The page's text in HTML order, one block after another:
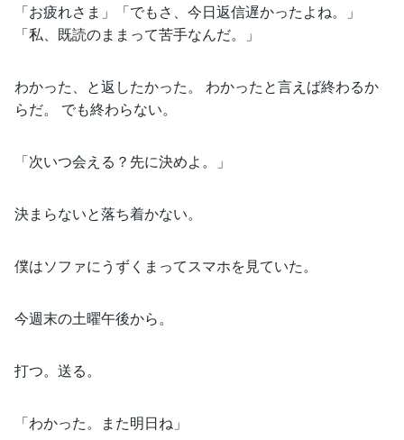
「お疲れさま」「でもさ、今日返信遅かったよね。」
「私、既読のままって苦手なんだ。」
わかった、と返したかった。 わかったと言えば終わるか
らだ。 でも終わらない。
「次いつ会える？先に決めよ。」
決まらないと落ち着かない。
僕はソファにうずくまってスマホを見ていた。
今週末の土曜午後から。
打つ。送る。
「わかった。また明日ね」